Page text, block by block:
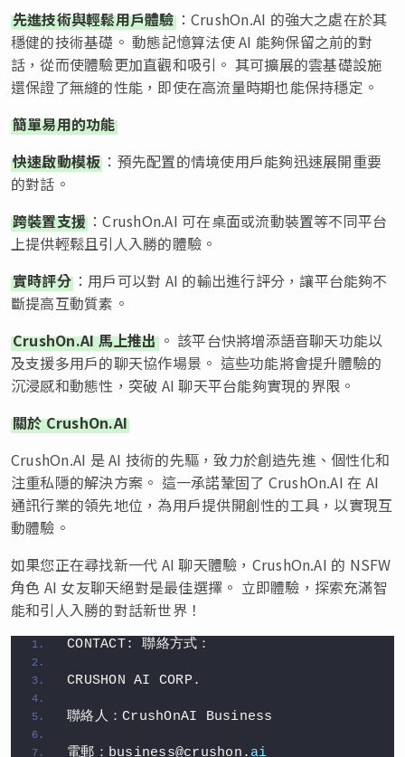
先進技術與輕鬆用戶體驗：CrushOn.AI 的強大之處在於其
穩健的技術基礎。 動態記憶算法使 AI 能夠保留之前的對
話，從而使體驗更加直觀和吸引。 其可擴展的雲基礎設施
還保證了無縫的性能，即使在高流量時期也能保持穩定。
簡單易用的功能
快速啟動模板 ：預先配置的情境使用戶能夠迅速展開重要
的對話。
跨裝置支援 ：CrushOn.AI 可在桌面或流動裝置等不同平台
上提供輕鬆且引人入勝的體驗。
實時評分：用戶可以對 AI 的輸出進行評分，讓平台能夠不
斷提高互動質素。
CrushOn.AI 馬上推出。 該平台快將增添語音聊天功能以
及支援多用戶的聊天協作場景。 這些功能將會提升體驗的
沉浸感和動態性，突破 AI 聊天平台能夠實現的界限。
關於 CrushOn.AI
CrushOn.AI 是 AI 技術的先驅，致力於創造先進、個性化和
注重私隱的解決方案。 這一承諾鞏固了 CrushOn.AI 在 AI
通訊行業的領先地位，為用戶提供開創性的工具，以實現互
動體驗。
如果您正在尋找新一代 AI 聊天體驗，CrushOn.AI 的 NSFW
角色 AI 女友聊天絕對是最佳選擇。 立即體驗，探索充滿智
能和引人入勝的對話新世界！
CONTACT: 聯絡方式：
CRUSHON AI CORP.
聯絡人：CrushOnAI Business
電郵：business@crushon. ai